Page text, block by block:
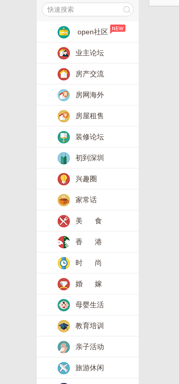
open社区
业主论坛
房产交流
房网海外
房屋租售
装修论坛
初到深圳
兴趣圈
家常话
美 食
香 港
时 尚
婚 嫁
母婴生活
教育培训
亲子活动
旅游休闲